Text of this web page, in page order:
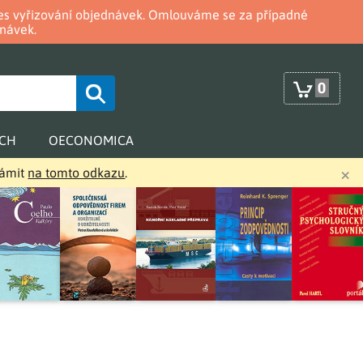
vyřizování objednávek. Omlouváme se za případné
0
OECONOMICA
na tomto odkazu. ×